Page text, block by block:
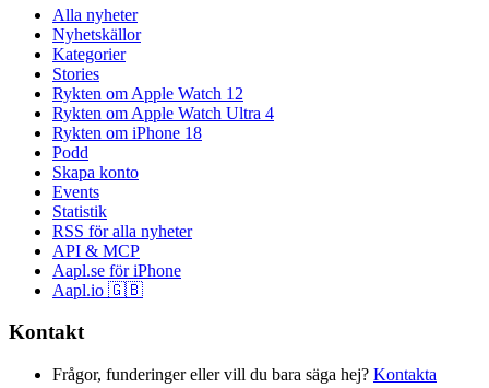
Alla nyheter
Nyhetskällor
Kategorier
Stories
Rykten om Apple Watch 12
Rykten om Apple Watch Ultra 4
Rykten om iPhone 18
Podd
Skapa konto
Events
Statistik
RSS för alla nyheter
API & MCP
Aapl.se för iPhone
Aapl.io 🇬🇧
Kontakt
Frågor, funderinger eller vill du bara säga hej? Kontakta